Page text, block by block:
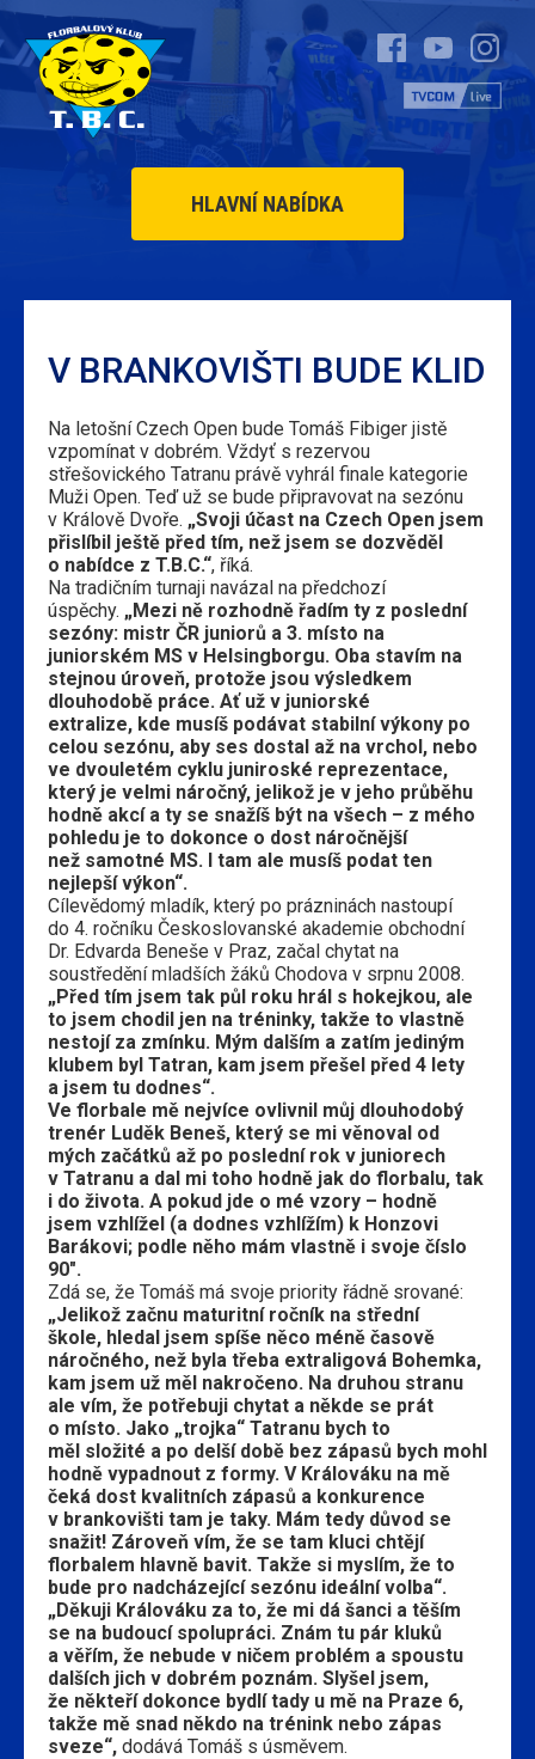
HLAVNÍ NABÍDKA
V BRANKOVIŠTI BUDE KLID
Na letošní Czech Open bude Tomáš Fibiger jistě
vzpomínat v dobrém. Vždyť s rezervou
střešovického Tatranu právě vyhrál finale kategorie
Muži Open. Teď už se bude připravovat na sezónu
v Králově Dvoře. „Svoji účast na Czech Open jsem
přislíbil ještě před tím, než jsem se dozvěděl
o nabídce z T.B.C.“, říká.
Na tradičním turnaji navázal na předchozí
úspěchy. „Mezi ně rozhodně řadím ty z poslední
sezóny: mistr ČR juniorů a 3. místo na
juniorském MS v Helsingborgu. Oba stavím na
stejnou úroveň, protože jsou výsledkem
dlouhodobě práce. Ať už v juniorské
extralize, kde musíš podávat stabilní výkony po
celou sezónu, aby ses dostal až na vrchol, nebo
ve dvouletém cyklu juniroské reprezentace,
který je velmi náročný, jelikož je v jeho průběhu
hodně akcí a ty se snažíš být na všech – z mého
pohledu je to dokonce o dost náročnější
než samotné MS. I tam ale musíš podat ten
nejlepší výkon“.
Cílevědomý mladík, který po prázninách nastoupí
do 4. ročníku Českoslovanské akademie obchodní
Dr. Edvarda Beneše v Praz, začal chytat na
soustředění mladších žáků Chodova v srpnu 2008.
„Před tím jsem tak půl roku hrál s hokejkou, ale
to jsem chodil jen na tréninky, takže to vlastně
nestojí za zmínku. Mým dalším a zatím jediným
klubem byl Tatran, kam jsem přešel před 4 lety
a jsem tu dodnes“.
Ve florbale mě nejvíce ovlivnil můj dlouhodobý
trenér Luděk Beneš, který se mi věnoval od
mých začátků až po poslední rok v juniorech
v Tatranu a dal mi toho hodně jak do florbalu, tak
i do života. A pokud jde o mé vzory – hodně
jsem vzhlížel (a dodnes vzhlížím) k Honzovi
Barákovi; podle něho mám vlastně i svoje číslo
90″.
Zdá se, že Tomáš má svoje priority řádně srované:
„Jelikož začnu maturitní ročník na střední
škole, hledal jsem spíše něco méně časově
náročného, než byla třeba extraligová Bohemka,
kam jsem už měl nakročeno. Na druhou stranu
ale vím, že potřebuji chytat a někde se prát
o místo. Jako „trojka“ Tatranu bych to
měl složité a po delší době bez zápasů bych mohl
hodně vypadnout z formy. V Králováku na mě
čeká dost kvalitních zápasů a konkurence
v brankovišti tam je taky. Mám tedy důvod se
snažit! Zároveň vím, že se tam kluci chtějí
florbalem hlavně bavit. Takže si myslím, že to
bude pro nadcházející sezónu ideální volba“.
„Děkuji Králováku za to, že mi dá šanci a těším
se na budoucí spolupráci. Znám tu pár kluků
a věřím, že nebude v ničem problém a spoustu
dalších jich v dobrém poznám. Slyšel jsem,
že někteří dokonce bydlí tady u mě na Praze 6,
takže mě snad někdo na trénink nebo zápas
sveze“, dodává Tomáš s úsměvem.